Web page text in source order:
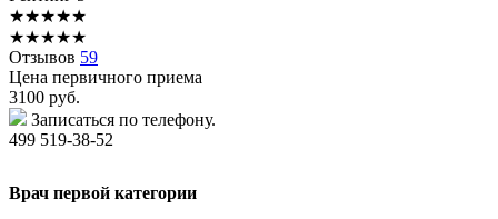
★★★★★
★★★★★
Отзывов 59
Цена первичного приема
3100 руб.
Записаться по телефону.
499 519-38-52
Врач первой категории